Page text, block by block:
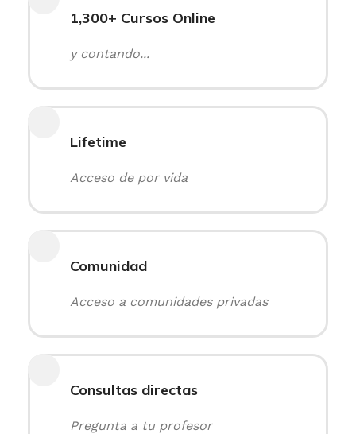
1,300+ Cursos Online
y contando...
Lifetime
Acceso de por vida
Comunidad
Acceso a comunidades privadas
Consultas directas
Pregunta a tu profesor